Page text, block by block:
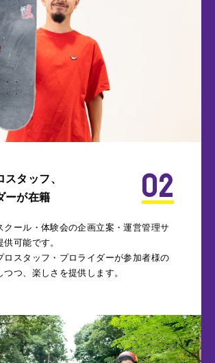
02
タッフ、
ーが在籍
クール・体験会の企画立案・運営管理サ
可能です。
ロスタッフ・プロライダーが参加者様の
つつ、楽しさを提供します。